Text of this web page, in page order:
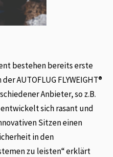
bestehen bereits erste
AUTOFLUG FLYWEIGHT®
Anbieter, so z.B.
sich rasant und
Sitzen einen
in den
zu leisten“ erklärt